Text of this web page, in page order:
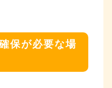
保が必要な場